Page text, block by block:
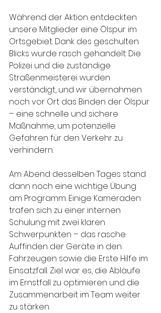
Während der Aktion entdeckten
unsere Mitglieder eine Ölspur im
Ortsgebiet. Dank des geschulten
Blicks wurde rasch gehandelt: Die
Polizei und die zuständige
Straßenmeisterei wurden
verständigt, und wir übernahmen
noch vor Ort das Binden der Ölspur
– eine schnelle und sichere
Maßnahme, um potenzielle
Gefahren für den Verkehr zu
verhindern.
Am Abend desselben Tages stand
dann noch eine wichtige Übung
am Programm: Einige Kameraden
trafen sich zu einer internen
Schulung mit zwei klaren
Schwerpunkten – das rasche
Auffinden der Geräte in den
Fahrzeugen sowie die Erste Hilfe im
Einsatzfall. Ziel war es, die Abläufe
im Ernstfall zu optimieren und die
Zusammenarbeit im Team weiter
zu stärken.